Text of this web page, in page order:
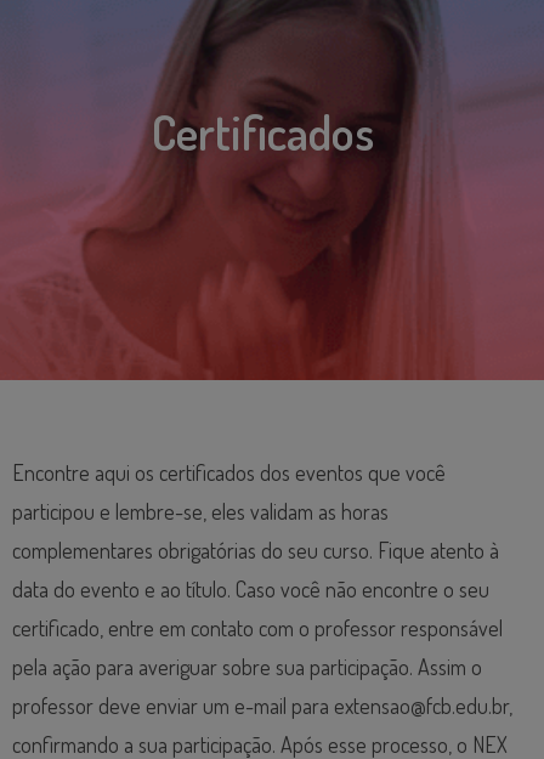
Certificados
Encontre aqui os certificados dos eventos que você
participou e lembre-se, eles validam as horas
complementares obrigatórias do seu curso. Fique atento à
data do evento e ao título. Caso você não encontre o seu
certificado, entre em contato com o professor responsável
pela ação para averiguar sobre sua participação. Assim o
professor deve enviar um e-mail para extensao@fcb.edu.br,
confirmando a sua participação. Após esse processo, o NEX